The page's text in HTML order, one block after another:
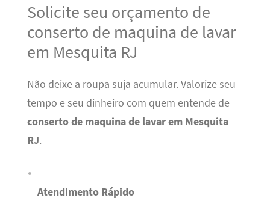
Solicite seu orçamento de
conserto de maquina de lavar
em Mesquita RJ
Não deixe a roupa suja acumular. Valorize seu
tempo e seu dinheiro com quem entende de
conserto de maquina de lavar em Mesquita
RJ.
Atendimento Rápido